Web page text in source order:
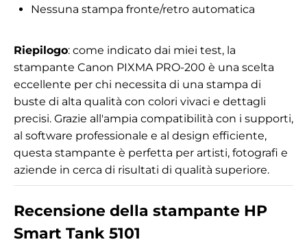
Nessuna stampa fronte/retro automatica
Riepilogo: come indicato dai miei test, la
stampante Canon PIXMA PRO-200 è una scelta
eccellente per chi necessita di una stampa di
buste di alta qualità con colori vivaci e dettagli
precisi. Grazie all'ampia compatibilità con i supporti,
al software professionale e al design efficiente,
questa stampante è perfetta per artisti, fotografi e
aziende in cerca di risultati di qualità superiore.
Recensione della stampante HP
Smart Tank 5101